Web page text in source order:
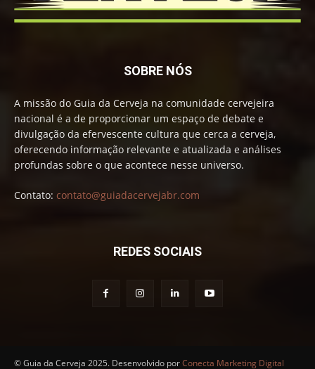
SOBRE NÓS
A missão do Guia da Cerveja na comunidade cervejeira
nacional é a de proporcionar um espaço de debate e
divulgação da efervescente cultura que cerca a cerveja,
oferecendo informação relevante e atualizada e análises
profundas sobre o que acontece nesse universo.
Contato: contato@guiadacervejabr.com
REDES SOCIAIS
© Guia da Cerveja 2025. Desenvolvido porConecta Marketing Digital